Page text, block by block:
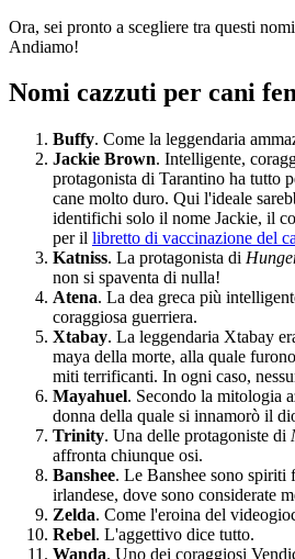
Ora, sei pronto a scegliere tra questi
Andiamo!
Nomi cazzuti per cani
Buffy. Come la leggendaria
Jackie Brown. Intelligente,
protagonista di Tarantino ha tutto
cane molto duro. Qui l'ideale
identifichi solo il nome Jackie, il
per il libretto di vaccinazione del
Katniss. La protagonista di
non si spaventa di nulla!
Atena. La dea greca più
coraggiosa guerriera.
Xtabay. La leggendaria Xtabay
maya della morte, alla quale
miti terrificanti. In ogni caso,
Mayahuel. Secondo la mitologia
donna della quale si innamorò il
Trinity. Una delle protagoniste di
affronta chiunque osi.
Banshee. Le Banshee sono
irlandese, dove sono considerate
Zelda. Come l'eroina del
Rebel. L'aggettivo dice tutto.
Wanda. Uno dei coraggiosi